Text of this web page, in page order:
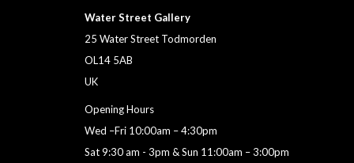
Water Street Gallery
25 Water Street Todmorden
OL14 5AB
UK
Opening Hours
Wed –Fri 10:00am – 4:30pm
Sat 9:30 am - 3pm & Sun 11:00am – 3:00pm